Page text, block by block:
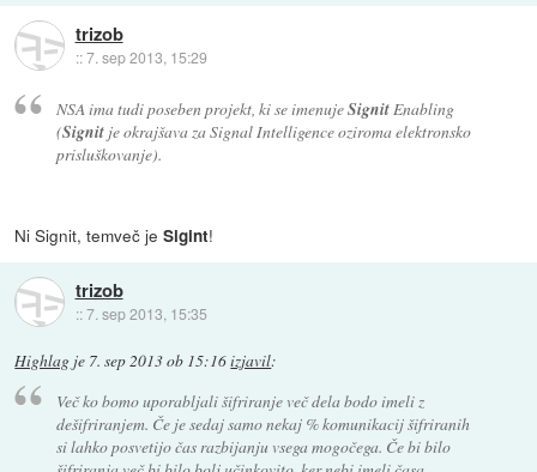
trizob
::7. sep 2013, 15:29
NSA ima tudi poseben projekt, ki se imenujeSignitEnabling
(Signitje okrajšava za Signal Intelligence oziroma elektronsko
prisluškovanje).
Ni Signit, temveč jeSigint!
trizob
::7. sep 2013, 15:35
Highlag je 7. sep 2013 ob 15:16izjavil:
Več ko bomo uporabljali šifriranje več dela bodo imeli z
dešifriranjem. Če je sedaj samo nekaj % komunikacij šifriranih
si lahko posvetijo čas razbijanju vsega mogočega. Če bi bilo